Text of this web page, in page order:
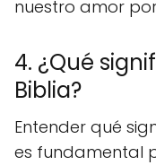
nuestro amor
4. ¿Qué
Biblia?
Entender qué
es fundamental